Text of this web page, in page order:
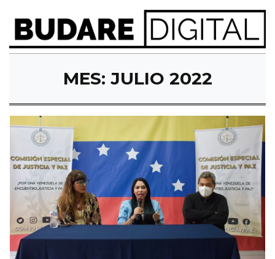
MES: JULIO 2022